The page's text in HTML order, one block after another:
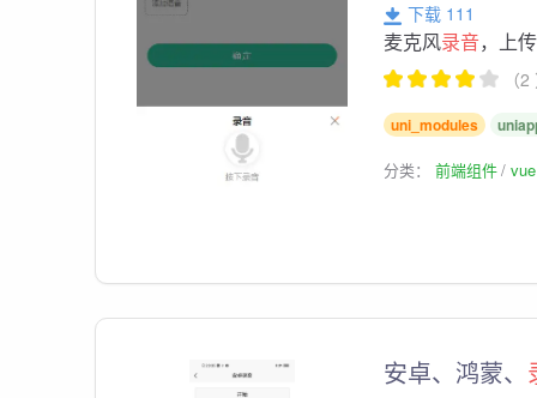
下载 111
麦克风录音，上
（
uni_modules
分类：前端组件
安卓、鸿蒙、